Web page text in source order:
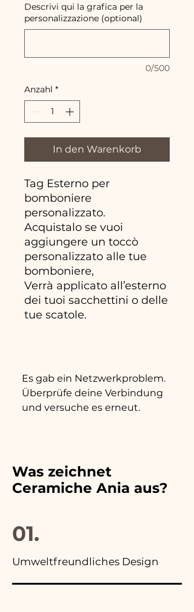
Descrivi qui la grafica per la
personalizzazione (optional)
0/500
Anzahl *
In den Warenkorb
Tag Esterno per
bomboniere
personalizzato.
Acquistalo se vuoi
aggiungere un toccò
personalizzato alle tue
bomboniere,
Verrà applicato all’esterno
dei tuoi sacchettini o delle
tue scatole.
Es gab ein Netzwerkproblem.
Überprüfe deine Verbindung
und versuche es erneut.
Was zeichnet
Ceramiche Ania aus?
01.
Umweltfreundliches Design